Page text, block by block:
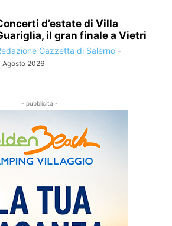
d’estate di Villa
il gran finale a Vietri
Gazzetta di Salerno -
Agosto 2026
- pubblicità -